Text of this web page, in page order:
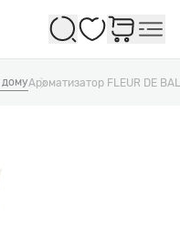
Избранное
Ароматизатор FLEUR DE